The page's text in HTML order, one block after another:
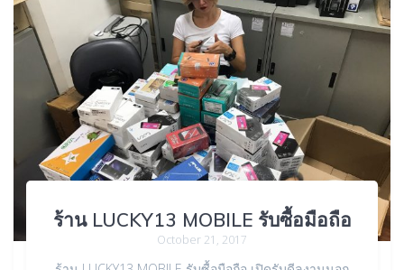
ร้าน LUCKY13 MOBILE รับซื้อมือถือ
October 21, 2017